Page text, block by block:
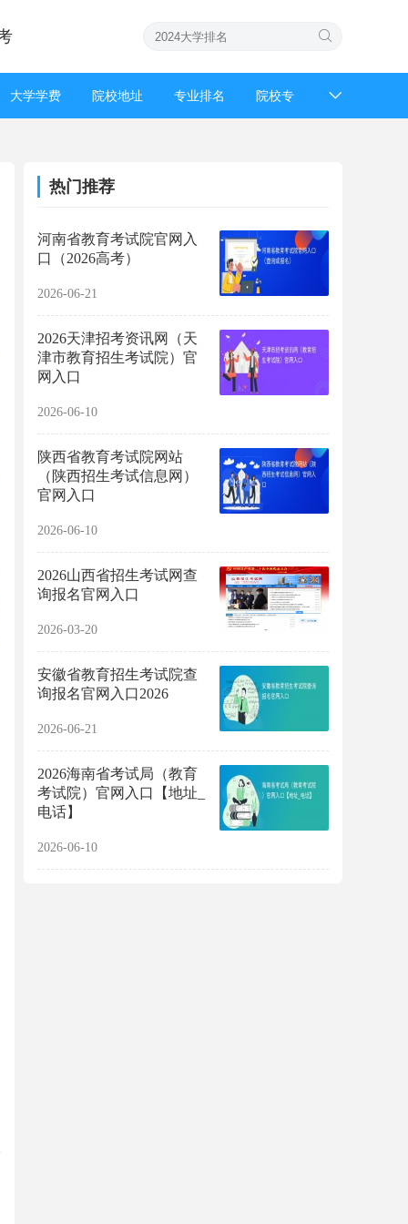
大学学费 院校地址 专业排名 院校专
热门推荐
河南省教育考试院官网入
口（2026高考）
2026-06-21
2026天津招考资讯网（天
津市教育招生考试院）官
网入口
2026-06-10
陕西省教育考试院网站
（陕西招生考试信息网）
官网入口
2026-06-10
2026山西省招生考试网查
询报名官网入口
2026-03-20
安徽省教育招生考试院查
询报名官网入口2026
2026-06-21
2026海南省考试局（教育
考试院）官网入口【地址_
电话】
2026-06-10